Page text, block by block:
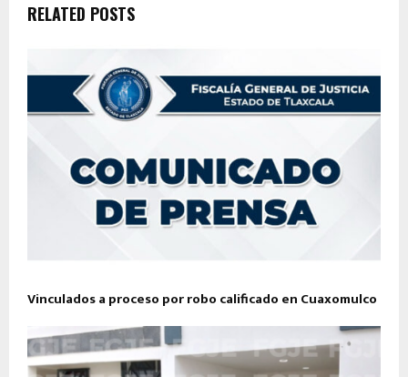
RELATED POSTS
Vinculados a proceso por robo calificado en Cuaxomulco